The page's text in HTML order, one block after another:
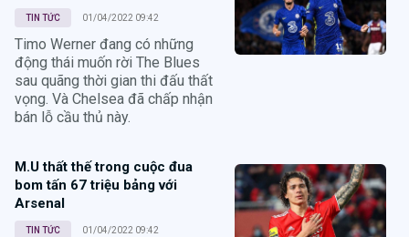
TIN TỨC 01/04/2022 09:42
Timo Werner đang có những
động thái muốn rời The Blues
sau quãng thời gian thi đấu thất
vọng. Và Chelsea đã chấp nhận
bán lỗ cầu thủ này.
M.U thất thế trong cuộc đua
bom tấn 67 triệu bảng với
Arsenal
TIN TỨC 01/04/2022 09:42